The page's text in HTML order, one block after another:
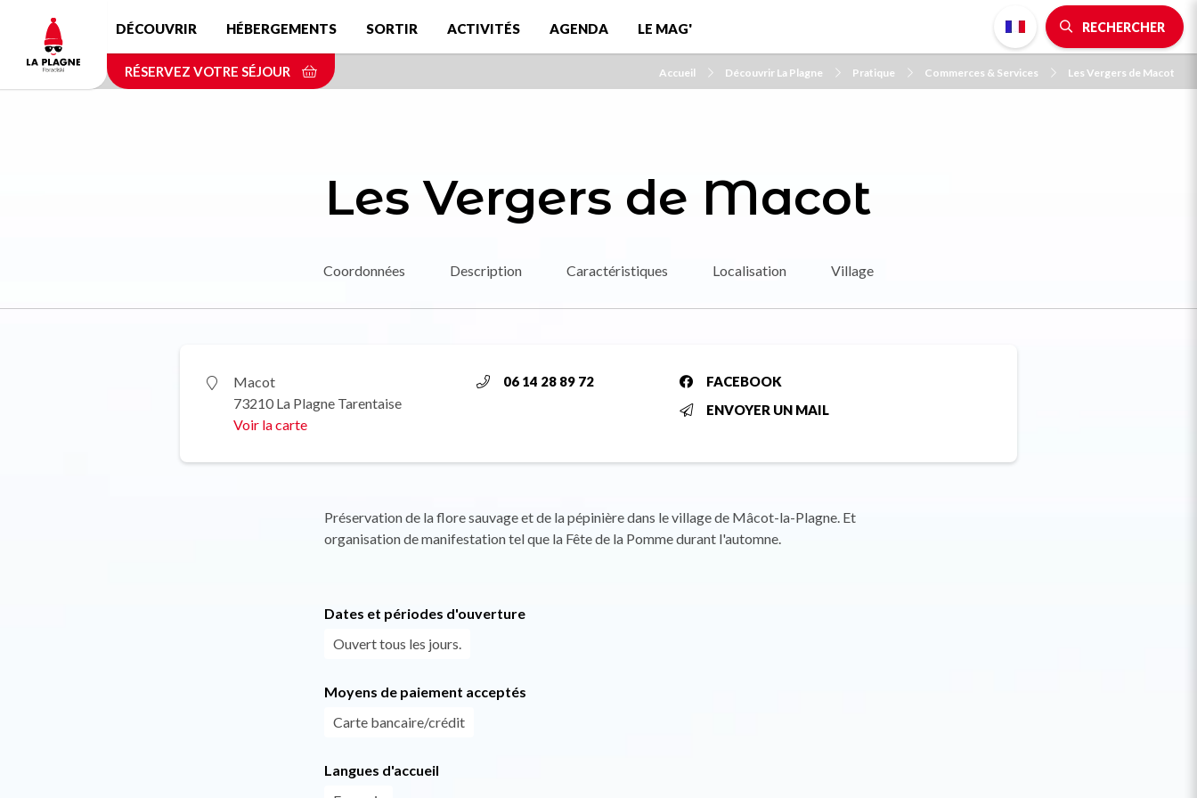
contenu
principal
DÉCOUVRIR HÉBERGEMENTS SORTIR ACTIVITÉS AGENDA LE MAG' RECHERCHER
RÉSERVEZ VOTRE SÉJOUR Accueil Découvrir La Plagne Pratique Commerces & Services Les Vergers de Macot
Les Vergers de Macot
Coordonnées Description Caractéristiques Localisation Village
Macot
73210 La Plagne Tarentaise
Voir la carte
06 14 28 89 72
FACEBOOK
ENVOYER UN MAIL
Préservation de la flore sauvage et de la pépinière dans le village de Mâcot-la-Plagne. Et
organisation de manifestation tel que la Fête de la Pomme durant l'automne.
Dates et périodes d'ouverture
Ouvert tous les jours.
Moyens de paiement acceptés
Carte bancaire/crédit
Langues d'accueil